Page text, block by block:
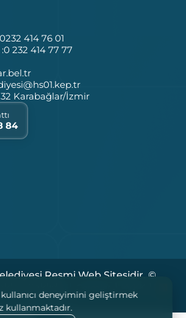
0232 414 76 01
0 232 414 77 77
Karabağlar/İzmir
84
Resmi Web Sitesidir. ©
Yasal Notlardeneyimini geliştirmek
kullanmaktadır.